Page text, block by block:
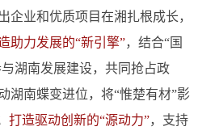
企业和优质项目在湘扎根成长，
助力发展的“新引擎”，结合“国
湖南发展建设，共同抢占政
湖南蝶变进位，将“惟楚有材”影
打造驱动创新的“源动力”，支持